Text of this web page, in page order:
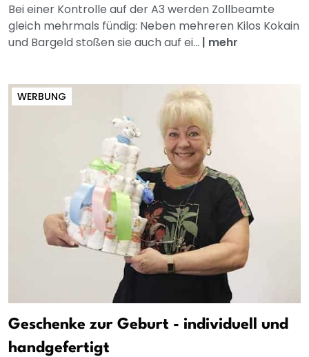
Bei einer Kontrolle auf der A3 werden Zollbeamte
gleich mehrmals fündig: Neben mehreren Kilos Kokain
und Bargeld stoßen sie auch auf ei... | mehr
WERBUNG
Geschenke zur Geburt - individuell und
handgefertigt